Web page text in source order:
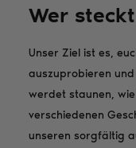
Wer
Unser Ziel ist es,
auszuprobieren
werdet staunen,
verschiedenen
unseren sorgfältig